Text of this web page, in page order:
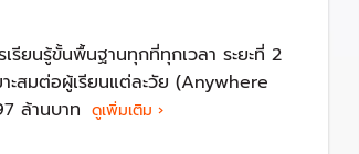
นินนโยบายปฏิรูปการศึกษาและสร้างสังค
ทั่วถึง มีอุปกรณ์การเรียนที่เหมาะสมต่อผู้เรี
พูน ชิดชอบ รัฐมนตรีว่าการกระทรวงศึกษาธิกา
รียนรู้ขั้นพื้นฐานทุกที่ทุกเวลา ระยะที่ 2
ะสมต่อผู้เรียนแต่ละวัย (Anywhere
ล้านบาท ดูเพิ่มเติม ›